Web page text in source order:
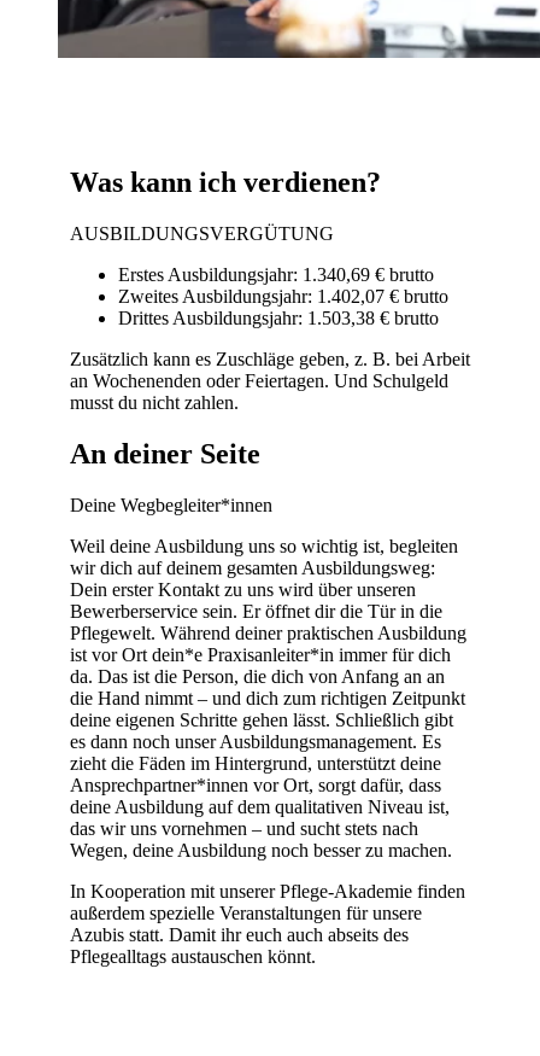
Was kann ich verdienen?
AUSBILDUNGSVERGÜTUNG
Erstes Ausbildungsjahr: 1.340,69 € brutto
Zweites Ausbildungsjahr: 1.402,07 € brutto
Drittes Ausbildungsjahr: 1.503,38 € brutto
Zusätzlich kann es Zuschläge geben, z. B. bei Arbeit
an Wochenenden oder Feiertagen. Und Schulgeld
musst du nicht zahlen.
An deiner Seite
Deine Wegbegleiter*innen
Weil deine Ausbildung uns so wichtig ist, begleiten
wir dich auf deinem gesamten Ausbildungsweg:
Dein erster Kontakt zu uns wird über unseren
Bewerberservice sein. Er öffnet dir die Tür in die
Pflegewelt. Während deiner praktischen Ausbildung
ist vor Ort dein*e Praxisanleiter*in immer für dich
da. Das ist die Person, die dich von Anfang an an
die Hand nimmt – und dich zum richtigen Zeitpunkt
deine eigenen Schritte gehen lässt. Schließlich gibt
es dann noch unser Ausbildungsmanagement. Es
zieht die Fäden im Hintergrund, unterstützt deine
Ansprechpartner*innen vor Ort, sorgt dafür, dass
deine Ausbildung auf dem qualitativen Niveau ist,
das wir uns vornehmen – und sucht stets nach
Wegen, deine Ausbildung noch besser zu machen.
In Kooperation mit unserer Pflege-Akademie finden
außerdem spezielle Veranstaltungen für unsere
Azubis statt. Damit ihr euch auch abseits des
Pflegealltags austauschen könnt.